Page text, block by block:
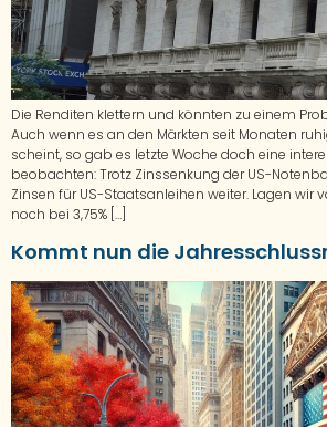
Die Renditen klettern und könnten zu einem
Auch wenn es an den Märkten seit Monaten
scheint, so gab es letzte Woche doch eine
beobachten: Trotz Zinssenkung der US-
Zinsen für US-Staatsanleihen weiter. Lagen wir
noch bei 3,75% […]
Kommt nun die